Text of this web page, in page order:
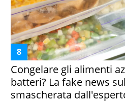
Congelare gli alimenti
batteri? La fake news
smascherata